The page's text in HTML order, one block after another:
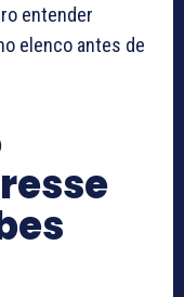
entender
elenco antes de